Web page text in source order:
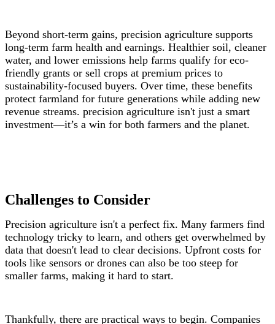
Beyond short-term gains, precision agriculture supports
long-term farm health and earnings. Healthier soil, cleaner
water, and lower emissions help farms qualify for eco-
friendly grants or sell crops at premium prices to
sustainability-focused buyers. Over time, these benefits
protect farmland for future generations while adding new
revenue streams. precision agriculture isn't just a smart
investment—it’s a win for both farmers and the planet.
Challenges to Consider
Precision agriculture isn't a perfect fix. Many farmers find
technology tricky to learn, and others get overwhelmed by
data that doesn't lead to clear decisions. Upfront costs for
tools like sensors or drones can also be too steep for
smaller farms, making it hard to start.
Thankfully, there are practical ways to begin. Companies